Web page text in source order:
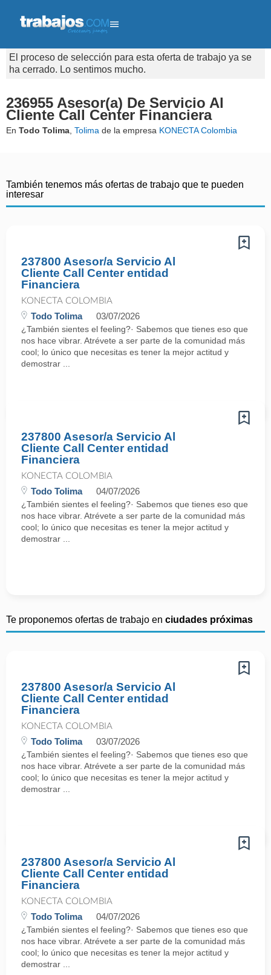
El proceso de selección para esta oferta de trabajo ya se
ha cerrado. Lo sentimos mucho.
236955 Asesor(a) De Servicio Al
Cliente Call Center Financiera
En Todo Tolima Tolima de la empresa KONECTA Colombia
También tenemos más ofertas de trabajo que te pueden
interesar
237800 Asesor/a Servicio Al
Cliente Call Center entidad
Financiera
KONECTA COLOMBIA
Todo Tolima 03/07/2026
¿También sientes el feeling?· Sabemos que tienes eso que
nos hace vibrar. Atrévete a ser parte de la comunidad más
cool; lo único que necesitas es tener la mejor actitud y
demostrar ...
237800 Asesor/a Servicio Al
Cliente Call Center entidad
Financiera
KONECTA COLOMBIA
Todo Tolima 04/07/2026
¿También sientes el feeling?· Sabemos que tienes eso que
nos hace vibrar. Atrévete a ser parte de la comunidad más
cool; lo único que necesitas es tener la mejor actitud y
demostrar ...
Te proponemos ofertas de trabajo en ciudades próximas
237800 Asesor/a Servicio Al
Cliente Call Center entidad
Financiera
KONECTA COLOMBIA
Todo Tolima 03/07/2026
¿También sientes el feeling?· Sabemos que tienes eso que
nos hace vibrar. Atrévete a ser parte de la comunidad más
cool; lo único que necesitas es tener la mejor actitud y
demostrar ...
237800 Asesor/a Servicio Al
Cliente Call Center entidad
Financiera
KONECTA COLOMBIA
Todo Tolima 04/07/2026
¿También sientes el feeling?· Sabemos que tienes eso que
nos hace vibrar. Atrévete a ser parte de la comunidad más
cool; lo único que necesitas es tener la mejor actitud y
demostrar ...